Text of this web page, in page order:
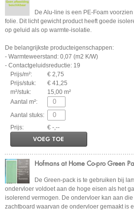
De Alu-line is een PE-Foam
folie. Dit licht gewicht product heeft goede
op geluid als op warmte-isolatie.
De belangrijkste producteigenschappen:
- Warmteweerstand: 0,07 (m2 K/W)
- Contactgeluidsreductie: 19
Prijs/m²:
€ 2,75
Prijs/stuk:
€ 41,25
m²/stuk:
15,00 m²
Aantal m²:
Aantal stuks:
Prijs:
€ -,--
VOEG TOE
Hofmans at Home Co-pro Green
De Green-pack is te gebruiken bij
ondervloer voldoet aan de hoge eisen als het
isolerend vermogen. De ondervloer kan aan
zachtboard waarvan de ondervloer gemaakt is